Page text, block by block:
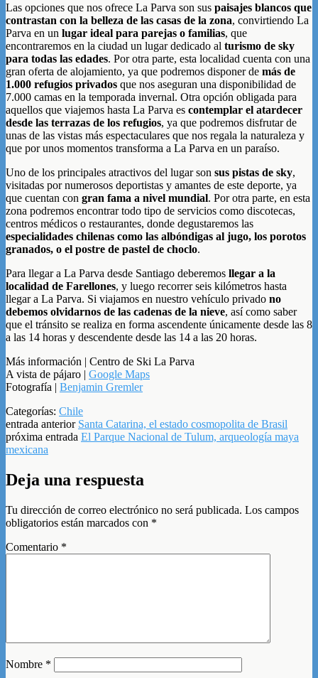
Las opciones que nos ofrece La Parva son sus paisajes blancos que
contrastan con la belleza de las casas de la zona, convirtiendo La
Parva en un lugar ideal para parejas o familias, que
encontraremos en la ciudad un lugar dedicado al turismo de sky
para todas las edades. Por otra parte, esta localidad cuenta con una
gran oferta de alojamiento, ya que podremos disponer de más de
1.000 refugios privados que nos aseguran una disponibilidad de
7.000 camas en la temporada invernal. Otra opción obligada para
aquellos que viajemos hasta La Parva es contemplar el atardecer
desde las terrazas de los refugios, ya que podremos disfrutar de
unas de las vistas más espectaculares que nos regala la naturaleza y
que por unos momentos transforma a La Parva en un paraíso.
Uno de los principales atractivos del lugar son sus pistas de sky,
visitadas por numerosos deportistas y amantes de este deporte, ya
que cuentan con gran fama a nivel mundial. Por otra parte, en esta
zona podremos encontrar todo tipo de servicios como discotecas,
centros médicos o restaurantes, donde degustaremos las
especialidades chilenas como las albóndigas al jugo, los porotos
granados, o el postre de pastel de choclo.
Para llegar a La Parva desde Santiago deberemos llegar a la
localidad de Farellones, y luego recorrer seis kilómetros hasta
llegar a La Parva. Si viajamos en nuestro vehículo privado no
debemos olvidarnos de las cadenas de la nieve, así como saber
que el tránsito se realiza en forma ascendente únicamente desde las 8
a las 14 horas y descendente desde las 14 a las 20 horas.
Más información | Centro de Ski La Parva
A vista de pájaro | Google Maps
Fotografía | Benjamin Gremler
Categorías: Chile
entrada anterior Santa Catarina, el estado cosmopolita de Brasil
próxima entrada El Parque Nacional de Tulum, arqueología maya
mexicana
Deja una respuesta
Tu dirección de correo electrónico no será publicada. Los campos
obligatorios están marcados con *
Comentario *
Nombre *